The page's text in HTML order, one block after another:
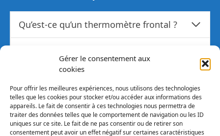
Gérer le consentement aux
cookies
Pour offrir les meilleures expériences, nous utilisons des technologies
telles que les cookies pour stocker et/ou accéder aux informations des
appareils. Le fait de consentir à ces technologies nous permettra de
traiter des données telles que le comportement de navigation ou les ID
uniques sur ce site. Le fait de ne pas consentir ou de retirer son
consentement peut avoir un effet négatif sur certaines caractéristiques
Qu’est-ce qu’un thermomètre frontal ?
thermomètre frontal ?
Quelle est la différence entre un
thermomètre frontal et un